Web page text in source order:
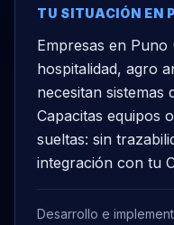
TU SITUACIÓN EN
Empresas en
hospitalidad, agro
necesitan sistemas
Capacitas equipos
sueltas: sin
integración con tu
Desarrollo e